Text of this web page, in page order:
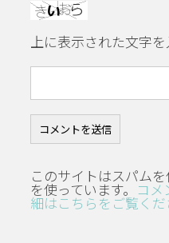
上に表示された文字
このサイトはスパム
を使っています。 コメ
細はこちらをご覧くだ